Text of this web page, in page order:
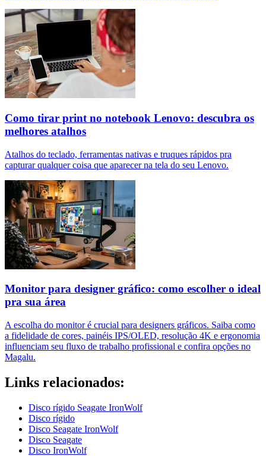
Como tirar print no notebook Lenovo: descubra os
melhores atalhos
Atalhos do teclado, ferramentas nativas e truques rápidos pra
capturar qualquer coisa que aparecer na tela do seu Lenovo.
Monitor para designer gráfico: como escolher o ideal
pra sua área
A escolha do monitor é crucial para designers gráficos. Saiba como
a fidelidade de cores, painéis IPS/OLED, resolução 4K e ergonomia
influenciam seu fluxo de trabalho profissional e confira opções no
Magalu.
Links relacionados:
Disco rígido Seagate IronWolf
Disco rígido
Disco Seagate IronWolf
Disco Seagate
Disco IronWolf